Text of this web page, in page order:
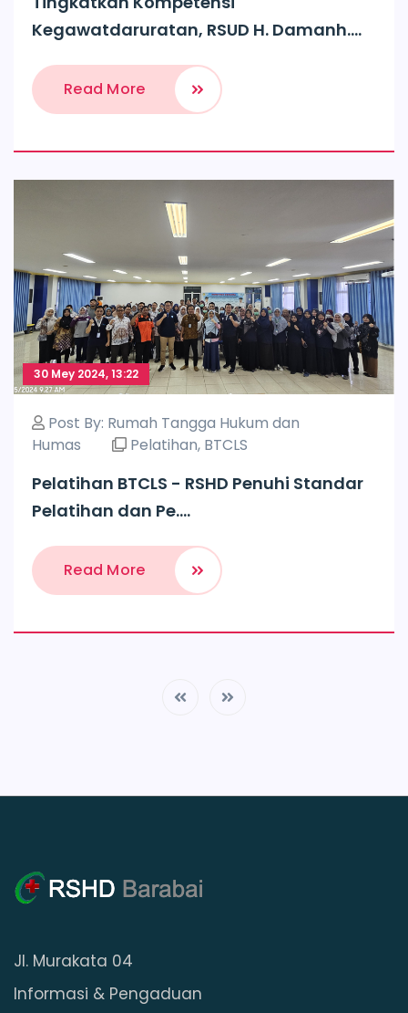
Kegawatdaruratan, RSUD H. Damanh....
Read More
30 Mey 2024, 13:22
Post By: Rumah Tangga Hukum dan
Humas
Pelatihan, BTCLS
Pelatihan BTCLS - RSHD Penuhi Standar
Pelatihan dan Pe....
Read More
Jl. Murakata 04
Informasi & Pengaduan